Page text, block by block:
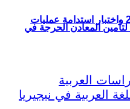
المعادن الحرجة في
متلازمة مقديشو: القرار 2719 واختبار استدامة عمليات